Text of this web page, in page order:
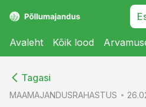
Avaleht Kõik lood
Tagasi
MAAMAJANDUSRAHASTUS